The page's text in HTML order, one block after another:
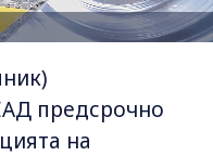
предсрочно
на